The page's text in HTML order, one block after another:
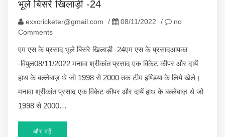
भूले बिसरे खिलाड़ी -24
exxcricketer@gmail.com / 08/11/2022 /
no
Comments
एम एस के प्रसाद भूले बिसरे खिलाड़ी -24एम एस के प्रसादआपका
-विपुल08/11/2022 मनावा श्रीकांत प्रसाद एक विकेट कीपर और दायें
हाथ के बल्लेबाज़ थे जो 1998 से 2000 तक टीम इण्डिया के लिये खेले।
मनावा श्रीकांत प्रसाद एक विकेट कीपर और दायें हाथ के बल्लेबाज़ थे जो
1998 से 2000…
और पढ़ें